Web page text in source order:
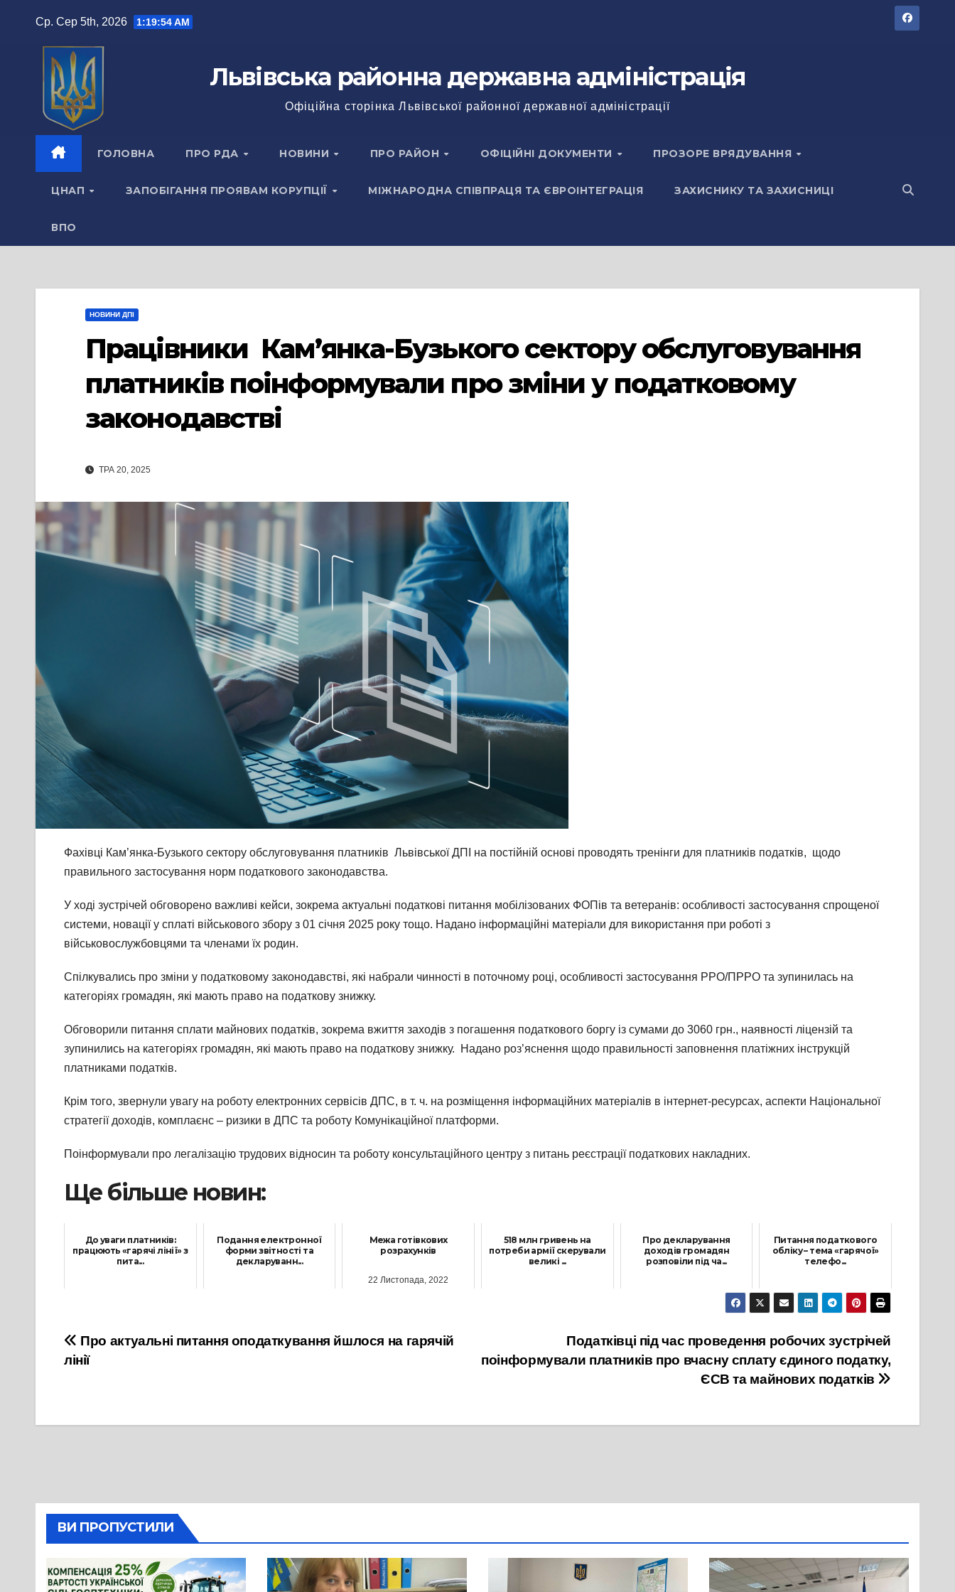
Ср. Сер 5th, 2026 1:19:55 AM
Львівська районна державна адміністрація
Офіційна сторінка Львівської районної державної адміністрації
ГОЛОВНА ПРО РДА НОВИНИ ПРО РАЙОН ОФІЦІЙНІ ДОКУМЕНТИ ПРОЗОРЕ ВРЯДУВАННЯ
ЦНАП ЗАПОБІГАННЯ ПРОЯВАМ КОРУПЦІЇ МІЖНАРОДНА СПІВПРАЦЯ ТА ЄВРОІНТЕГРАЦІЯ ЗАХИСНИКУ ТА ЗАХИСНИЦІ
ВПО
НОВИНИ ДПІ
Працівники Кам’янка-Бузького сектору обслуговування
платників поінформували про зміни у податковому
законодавстві
ТРА 20, 2025
Фахівці Кам’янка-Бузького сектору обслуговування платників Львівської ДПІ на постійній основі проводять тренінги для платників податків, щодо
правильного застосування норм податкового законодавства.
У ході зустрічей обговорено важливі кейси, зокрема актуальні податкові питання мобілізованих ФОПів та ветеранів: особливості застосування спрощеної
системи, новації у сплаті військового збору з 01 січня 2025 року тощо. Надано інформаційні матеріали для використання при роботі з
військовослужбовцями та членами їх родин.
Спілкувались про зміни у податковому законодавстві, які набрали чинності в поточному році, особливості застосування РРО/ПРРО та зупинилась на
категоріях громадян, які мають право на податкову знижку.
Обговорили питання сплати майнових податків, зокрема вжиття заходів з погашення податкового боргу із сумами до 3060 грн., наявності ліцензій та
зупинились на категоріях громадян, які мають право на податкову знижку. Надано роз’яснення щодо правильності заповнення платіжних інструкцій
платниками податків.
Крім того, звернули увагу на роботу електронних сервісів ДПС, в т. ч. на розміщення інформаційних матеріалів в інтернет-ресурсах, аспекти Національної
стратегії доходів, комплаєнс – ризики в ДПС та роботу Комунікаційної платформи.
Поінформували про легалізацію трудових відносин та роботу консультаційного центру з питань реєстрації податкових накладних.
Ще більше новин:
До уваги платників:
працюють «гарячі лінії» з
пита...
Подання електронної
форми звітності та
декларуванн...
Межа готівкових
розрахунків
22 Листопада, 2022
518 млн гривень на
потреби армії скерували
великі ...
Про декларування
доходів громадян
розповіли під ча...
Питання податкового
обліку – тема «гарячої»
телефо...
16 Липня, 2024
Навігація
Податківці під час проведення робочих зустрічей
поінформували платників про вчасну сплату єдиного податку,
ЄСВ та майнових податків
Про актуальні питання оподаткування йшлося на гарячій
лінії
ВИ ПРОПУСТИЛИ